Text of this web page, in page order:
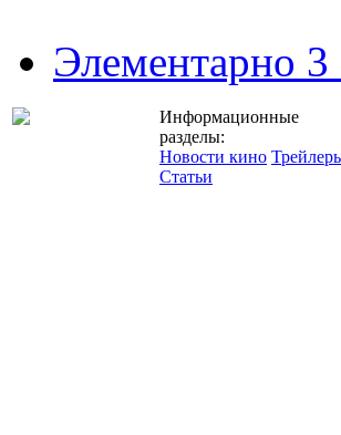
Элементарно 3
Информационные
разделы:
Новости кино
Статьи